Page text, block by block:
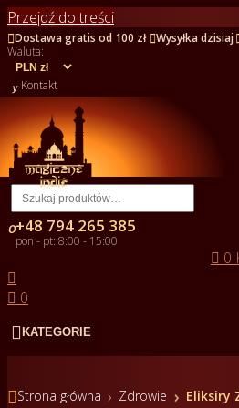
Przejdź do treści
Dostawa gratis od 100 zł Wysyłka dzisiaj
Waluta:
 Kontakt
+48 794 265 385
pon - pt: 8:00 - 15:00
 0

 0
 KATEGORIE
Strona główna Zdrowie Eliksiry